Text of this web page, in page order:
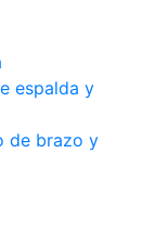
espalda y
de brazo y